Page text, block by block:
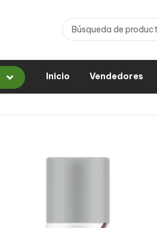
Inicio Vendedores